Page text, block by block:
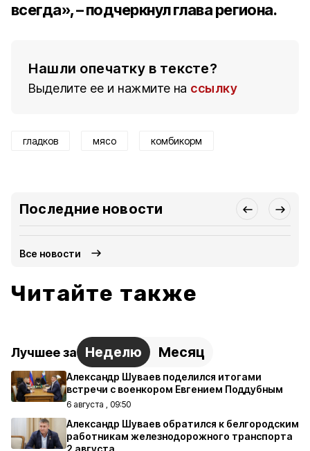
всегда», – подчеркнул глава региона.
Нашли опечатку в тексте?
Выделите ее и нажмите на ссылку
гладков мясо комбикорм
Последние новости
Все новости
Читайте также
Лучшее за Неделю Месяц
Александр Шуваев поделился итогами
встречи с военкором Евгением Поддубным
6 августа , 09:50
Александр Шуваев обратился к белгородским
работникам железнодорожного транспорта
2 августа